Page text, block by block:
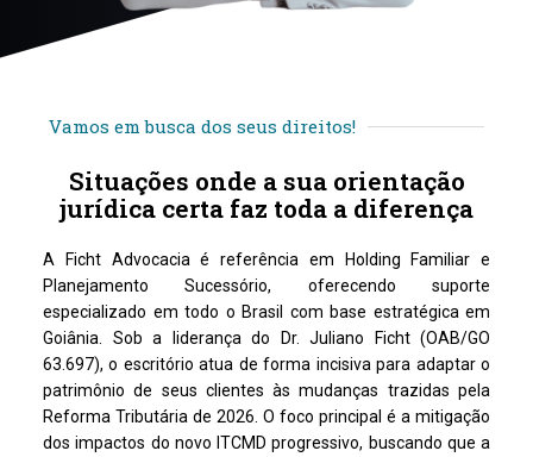
Vamos em busca dos seus direitos!
Situações onde a sua orientação
jurídica certa faz toda a diferença
A Ficht Advocacia é referência em Holding Familiar e
Planejamento Sucessório, oferecendo suporte
especializado em todo o Brasil com base estratégica em
Goiânia. Sob a liderança do Dr. Juliano Ficht (OAB/GO
63.697), o escritório atua de forma incisiva para adaptar o
patrimônio de seus clientes às mudanças trazidas pela
Reforma Tributária de 2026. O foco principal é a mitigação
dos impactos do novo ITCMD progressivo, buscando que a